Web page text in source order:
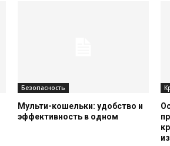
Безопасность
Мульти-кошельки: удобство и
эффективность в одном